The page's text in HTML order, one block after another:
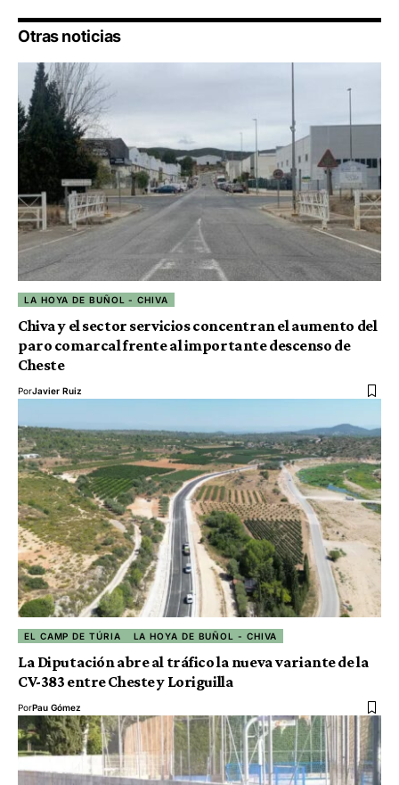
Otras noticias
LA HOYA DE BUÑOL - CHIVA
Chiva y el sector servicios concentran el aumento del
paro comarcal frente al importante descenso de
Cheste
PorJavier Ruiz
EL CAMP DE TÚRIA LA HOYA DE BUÑOL - CHIVA
La Diputación abre al tráfico la nueva variante de la
CV-383 entre Cheste y Loriguilla
PorPau Gómez